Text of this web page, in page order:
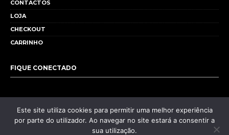
CONTACTOS
LOJA
CHECKOUT
CARRINHO
FIQUE CONECTADO
Este site utiliza cookies para permitir uma melhor experiência
por parte do utilizador. Ao navegar no site estará a consentir a
sua utilização.